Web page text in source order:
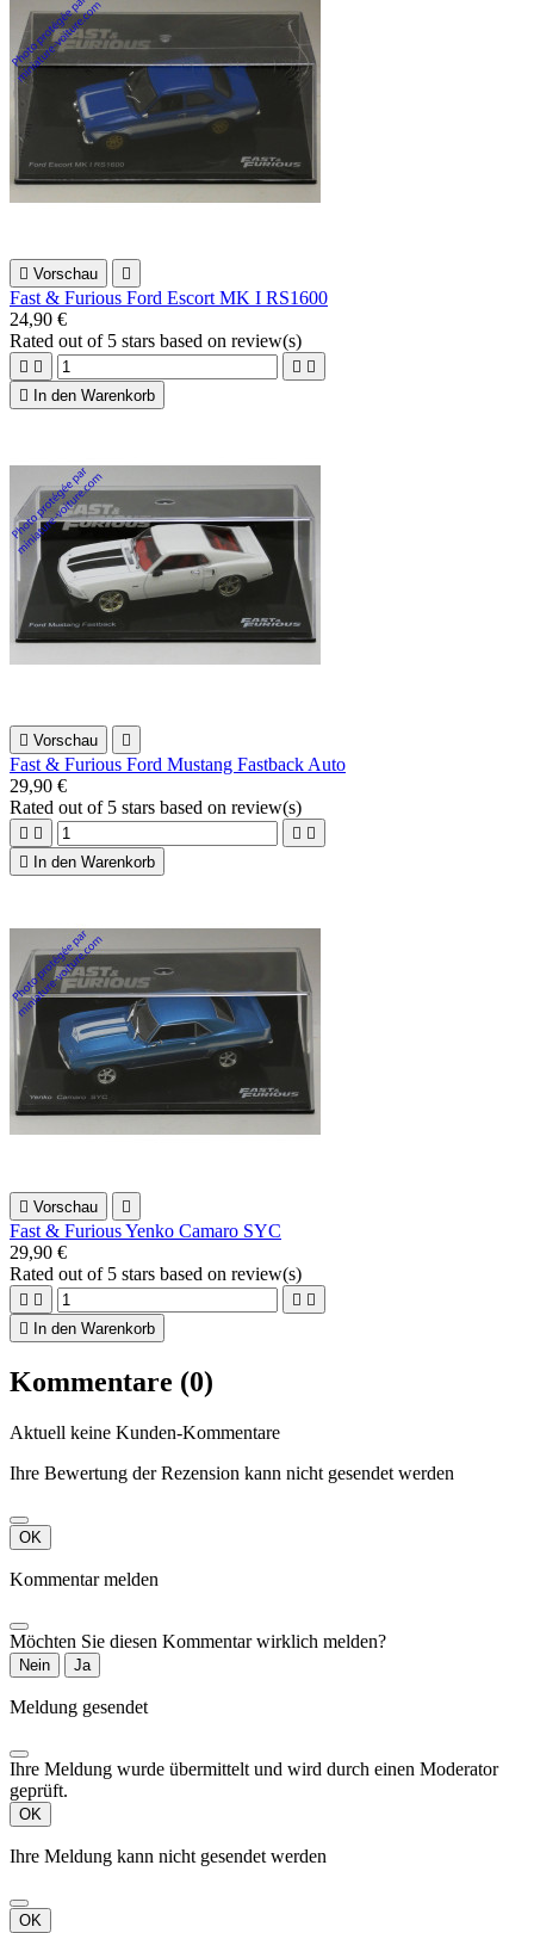
 Vorschau 
Fast & Furious Ford Escort MK I RS1600
24,90 €
Rated out of 5 stars based on review(s)
   

In den Warenkorb
 Vorschau 
Fast & Furious Ford Mustang Fastback Auto
29,90 €
Rated out of 5 stars based on review(s)
   

In den Warenkorb
 Vorschau 
Fast & Furious Yenko Camaro SYC
29,90 €
Rated out of 5 stars based on review(s)
   

In den Warenkorb
Kommentare (0)
Aktuell keine Kunden-Kommentare
Ihre Bewertung der Rezension kann nicht gesendet werden
OK
Kommentar melden
Möchten Sie diesen Kommentar wirklich melden?
Nein Ja
Meldung gesendet
Ihre Meldung wurde übermittelt und wird durch einen Moderator
geprüft.
OK
Ihre Meldung kann nicht gesendet werden
OK